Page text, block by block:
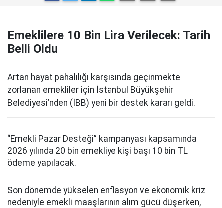
Emeklilere 10 Bin Lira Verilecek: Tarih
Belli Oldu
Artan hayat pahalılığı karşısında geçinmekte
zorlanan emekliler için İstanbul Büyükşehir
Belediyesi’nden (İBB) yeni bir destek kararı geldi.
“Emekli Pazar Desteği” kampanyası kapsamında
2026 yılında 20 bin emekliye kişi başı 10 bin TL
ödeme yapılacak.
Son dönemde yükselen enflasyon ve ekonomik kriz
nedeniyle emekli maaşlarının alım gücü düşerken,